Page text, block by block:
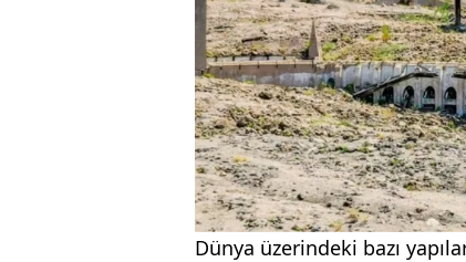
Dünya üzerindeki bazı